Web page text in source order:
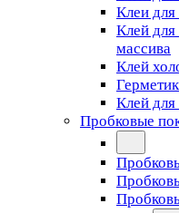
Клеи
Клей для
массива
Клей
Клей для
Пробковые